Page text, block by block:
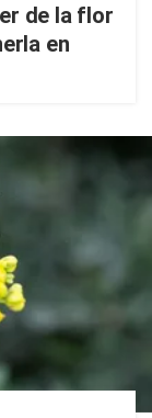
de la flor
en